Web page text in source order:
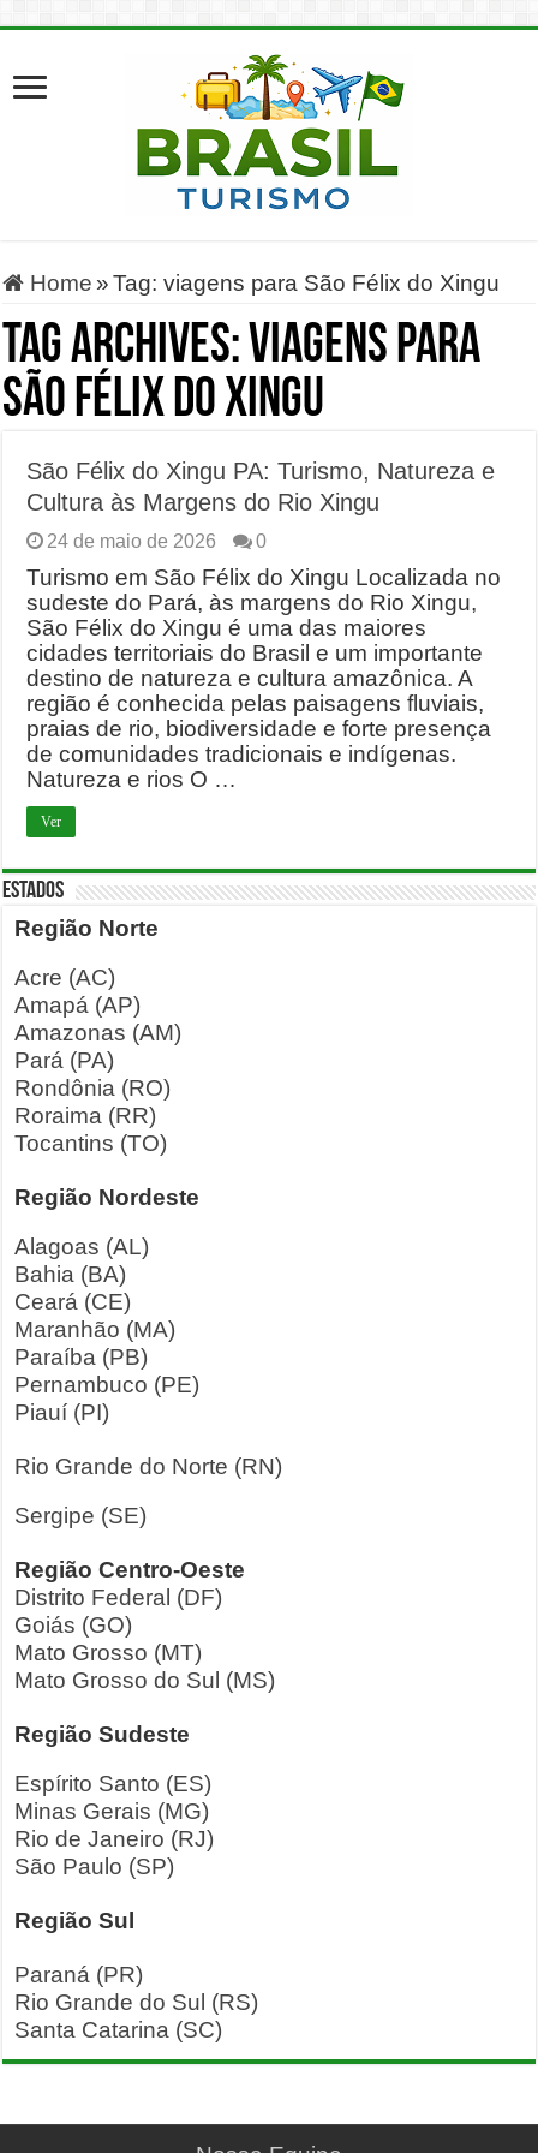
Home » Tag:viagens para São Félix do Xingu
Tag Archives: viagens para
São Félix do Xingu
São Félix do Xingu PA: Turismo, Natureza e
Cultura às Margens do Rio Xingu
24 de maio de 2026 0
Turismo em São Félix do Xingu Localizada no
sudeste do Pará, às margens do Rio Xingu,
São Félix do Xingu é uma das maiores
cidades territoriais do Brasil e um importante
destino de natureza e cultura amazônica. A
região é conhecida pelas paisagens fluviais,
praias de rio, biodiversidade e forte presença
de comunidades tradicionais e indígenas.
Natureza e rios O …
Ver
ESTADOS
Região Norte
Acre (AC)
Amapá (AP)
Amazonas (AM)
Pará (PA)
Rondônia (RO)
Roraima (RR)
Tocantins (TO)
Região Nordeste
Alagoas (AL)
Bahia (BA)
Ceará (CE)
Maranhão (MA)
Paraíba (PB)
Pernambuco (PE)
Piauí (PI)
Rio Grande do Norte (RN)
Sergipe (SE)
Região Centro-Oeste
Distrito Federal (DF)
Goiás (GO)
Mato Grosso (MT)
Mato Grosso do Sul (MS)
Região Sudeste
Espírito Santo (ES)
Minas Gerais (MG)
Rio de Janeiro (RJ)
São Paulo (SP)
Região Sul
Paraná (PR)
Rio Grande do Sul (RS)
Santa Catarina (SC)